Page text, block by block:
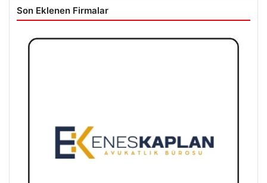
Son Eklenen Firmalar